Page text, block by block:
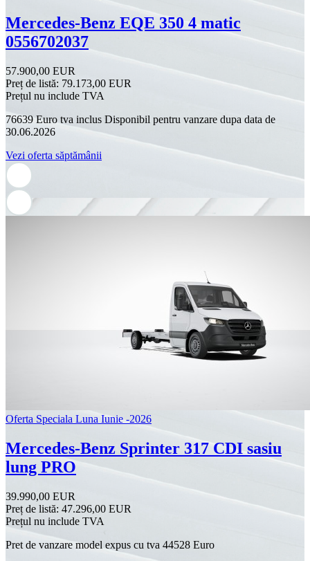
Mercedes-Benz EQE 350 4 matic
0556702037
57.900,00 EUR
Preț de listă: 79.173,00 EUR
Prețul nu include TVA
76639 Euro tva inclus Disponibil pentru vanzare dupa data de
30.06.2026
Vezi oferta săptămânii
Oferta Speciala Luna Iunie -2026
Mercedes-Benz Sprinter 317 CDI sasiu
lung PRO
39.990,00 EUR
Preț de listă: 47.296,00 EUR
Prețul nu include TVA
Pret de vanzare model expus cu tva 44528 Euro